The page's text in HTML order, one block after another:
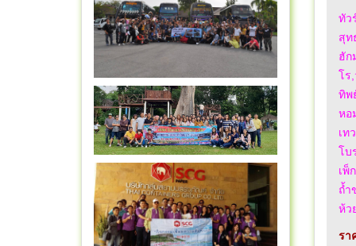
ทัว
สุท
ฮัก
โร
ทิพ
หอ
เท
โบ
เพ็
ถ้ำ
ห้ว
รา